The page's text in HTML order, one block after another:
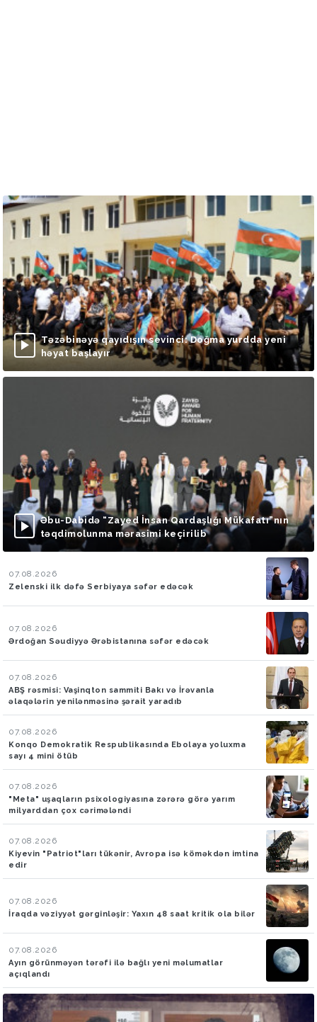
Təzəbinəyə qayıdışın sevinci: Doğma yurdda yeni
həyat başlayır
Əbu-Dabidə “Zayed İnsan Qardaşlığı Mükafatı”nın
təqdimolunma mərasimi keçirilib
07.08.2026
Zelenski ilk dəfə Serbiyaya səfər edəcək
07.08.2026
Ərdoğan Səudiyyə Ərəbistanına səfər edəcək
07.08.2026
ABŞ rəsmisi: Vaşinqton sammiti Bakı və İrəvanla
əlaqələrin yenilənməsinə şərait yaradıb
07.08.2026
Konqo Demokratik Respublikasında Ebolaya yoluxma
sayı 4 mini ötüb
07.08.2026
"Meta" uşaqların psixologiyasına zərərə görə yarım
milyarddan çox cərimələndi
07.08.2026
Kiyevin "Patriot"ları tükənir, Avropa isə köməkdən imtina
edir
07.08.2026
İraqda vəziyyət gərginləşir: Yaxın 48 saat kritik ola bilər
07.08.2026
Ayın görünməyən tərəfi ilə bağlı yeni məlumatlar
açıqlandı